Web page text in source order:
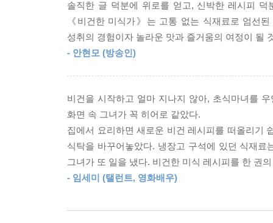
이 쏟아져 나옵니다. 나의 삶은 얼마나 쉬운가요.
--- pp.195~196
마지막 3부 ‘모두가 환대받는 식탁’은 식탁을 둘
제철이 없다. 비용 절감을 위해 도축하기에 적
35일, 감자보다 짧게 산다. 출산한 지 얼마 안 된
돼지고기 대신 계절을 닮은 제철 식재료로 요리하
존재의 고통 없이 충만한 삶을 보여준다. 비거
이야기한다.
집에 있는 김치가 비건이 아니더라도 동물성 재
만족스러운 채식을 경험하세요. 한 번의 만족
맛있는 음식의 전제 조건은 ‘동물’이 아니니까요.
솔직한 글 덕분에 위로를 얻고, 신박한 레시피 덕
《비건한 미식가》는 고통 없는 식재료로 엄선
성취의 경험이자 놀라운 맛과 즐거움의 여정이 될
- 안현모 (방송인)
비건을 시작하고 얼마 지나지 않아, 초식마녀를
화면 속 그녀가 꼭 히어로 같았다.
집에서 요리하면 새로운 비건 레시피를 떠올리기
식탁을 바꾸어놓았다. 냉장고 구석에 있던 식재
그녀가 또 일을 냈다. 비건한 미식 레시피를 한 권
- 임세미 (탤런트, 영화배우)